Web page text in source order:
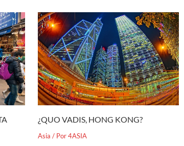
¿QUO VADIS, HONG KONG?
Asia / Por4ASIA